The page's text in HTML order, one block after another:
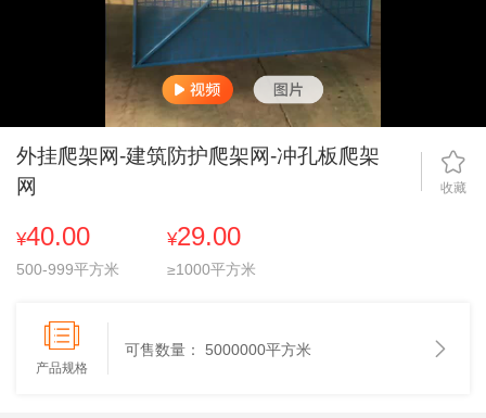
外挂爬架网-建筑防护爬架网-冲孔板爬架
网
收藏
¥40.00
500-999平方米
¥29.00
≥1000平方米
产品规格
可售数量： 5000000平方米